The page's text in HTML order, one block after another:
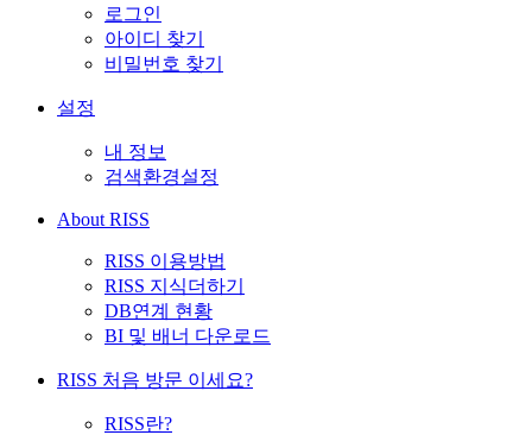
로그인
아이디 찾기
비밀번호 찾기
설정
내 정보
검색환경설정
About RISS
RISS 이용방법
RISS 지식더하기
DB연계 현황
BI 및 배너 다운로드
RISS 처음 방문 이세요?
RISS란?